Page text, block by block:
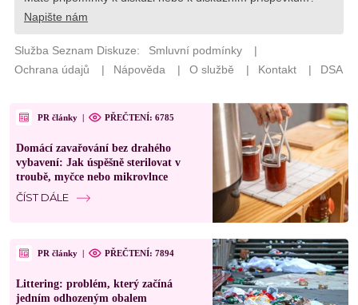
PR články | PŘEČTENÍ: 6785
Domácí zavařování bez drahého
vybavení: Jak úspěšně sterilovat v
troubě, myčce nebo mikrovlnce
ČÍST DÁLE
PR články | PŘEČTENÍ: 7894
Littering: problém, který začíná
jedním odhozeným obalem